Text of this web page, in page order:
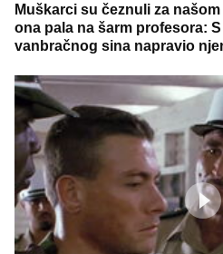
Muškarci su čeznuli za
ona pala na šarm profesora:
vanbračnog sina napravio